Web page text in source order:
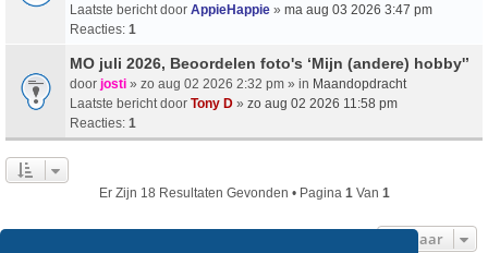
Laatste bericht door AppieHappie » ma aug 03 2026 3:47 pm
Reacties: 1
MO juli 2026, Beoordelen foto's ‘Mijn (andere) hobby'’
door josti » zo aug 02 2026 2:32 pm » in Maandopdracht
Laatste bericht door Tony D » zo aug 02 2026 11:58 pm
Reacties: 1
Er Zijn 18 Resultaten Gevonden • Pagina 1 Van 1
Ga Naar